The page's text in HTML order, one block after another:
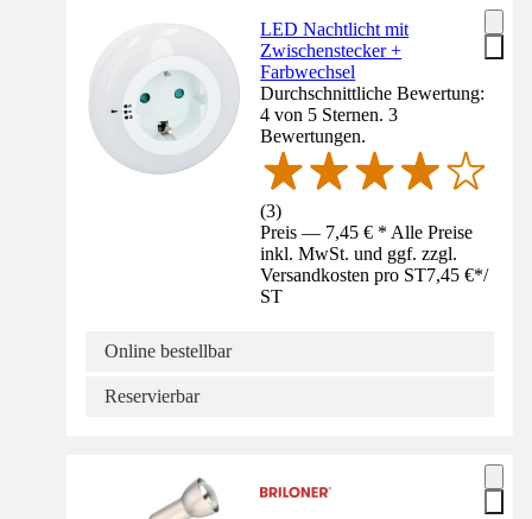
LED Nachtlicht mit
Zwischenstecker +
Farbwechsel
Durchschnittliche Bewertung:
4 von 5 Sternen. 3
Bewertungen.
(3)
Preis — 7,45 € * Alle Preise
inkl. MwSt. und ggf. zzgl.
Versandkosten pro ST7,45 €*/
ST
Online bestellbar
Reservierbar